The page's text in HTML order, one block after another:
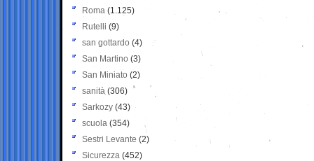
Roma (1.125)
Rutelli (9)
san gottardo (4)
San Martino (3)
San Miniato (2)
sanità (306)
Sarkozy (43)
scuola (354)
Sestri Levante (2)
Sicurezza (452)